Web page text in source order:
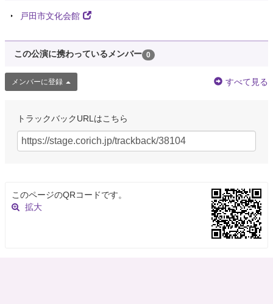
戸田市文化会館
この公演に携わっているメンバー 0
メンバーに登録 すべて見る
トラックバックURLはこちら
このページのQRコードです。
拡大